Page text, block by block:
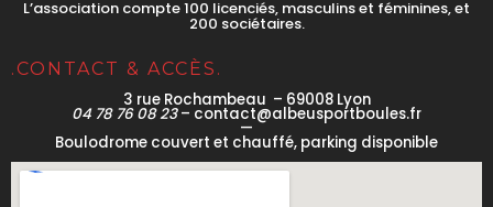
L’association compte 100 licenciés, masculins et féminines, et
200 sociétaires.
.CONTACT & ACCÈS.
3 rue Rochambeau – 69008 Lyon
04 78 76 08 23– contact@albeusportboules.fr
—
Boulodrome couvert et chauffé, parking disponible